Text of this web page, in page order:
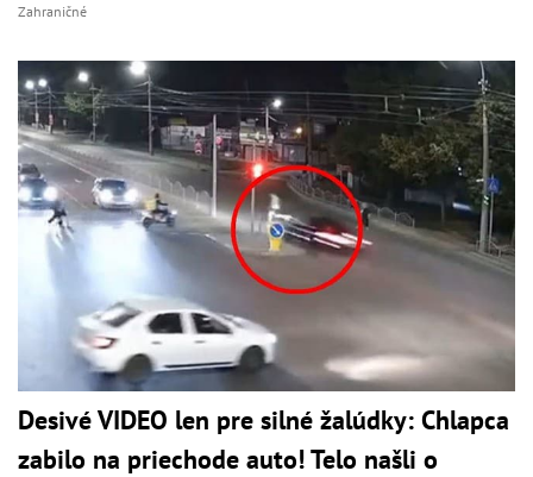
Zahraničné
Desivé VIDEO len pre silné žalúdky: Chlapca
zabilo na priechode auto! Telo našli o